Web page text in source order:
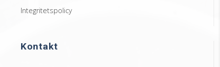
Integritetspolicy
Kontakt